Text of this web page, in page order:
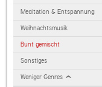
Meditation & Entspannung
Weihnachtsmusik
Bunt gemischt
Sonstiges
Weniger GenresRadio Bielefeld